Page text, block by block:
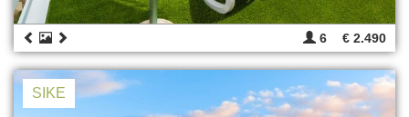
6 € 2.490
SIKE